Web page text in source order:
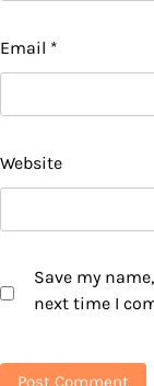
Email *
Website
Save my
next time I